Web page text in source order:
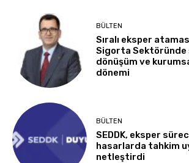
BÜLTEN
Sıralı eksper
Sigorta Sektöründe
dönüşüm ve
dönemi
BÜLTEN
SEDDK, eksper
hasarlarda tahkim
netleştirdi